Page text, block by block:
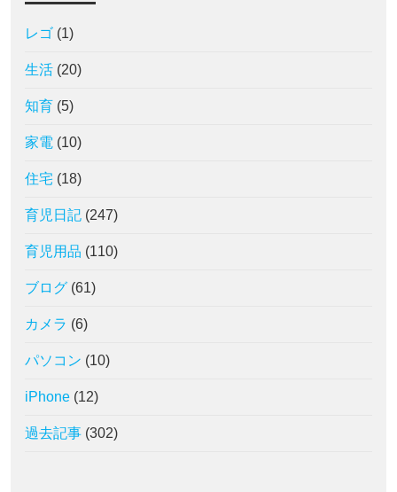
レゴ (1)
生活 (20)
知育 (5)
家電 (10)
住宅 (18)
育児日記 (247)
育児用品 (110)
ブログ (61)
カメラ (6)
パソコン (10)
iPhone (12)
過去記事 (302)